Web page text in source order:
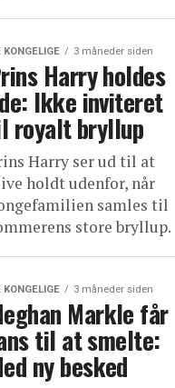
KONGELIGE 3 måneder siden
Harry holdes
Ikke inviteret
royalt bryllup
Harry ser ud til at
holdt udenfor, når
samles til
store bryllup.
KONGELIGE 3 måneder siden
Markle får
til at smelte:
ny besked